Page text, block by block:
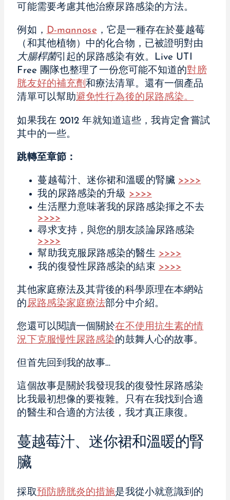
可能需要考慮其他治療尿路感染的方法。
例如， D-mannose ，它是一種存在於蔓越莓
（和其他植物）中的化合物，已被證明對由
大腸桿菌引起的尿路感染有效。Live UTI
Free 團隊也整理了一份您可能不知道的對膀
胱友好的補充劑和療法清單。還有一個產品
清單可以幫助避免性行為後的尿路感染。
如果我在 2012 年就知道這些，我肯定會嘗試
其中的一些。
跳轉至章節：
蔓越莓汁、迷你裙和溫暖的腎臟 >>>>
我的尿路感染的升級 >>>>
生活壓力意味著我的尿路感染揮之不去
>>>>
尋求支持，與您的朋友談論尿路感染
>>>>
幫助我克服尿路感染的醫生 >>>>
我的復發性尿路感染的結束 >>>>
其他家庭療法及其背後的科學原理在本網站
的 尿路感染家庭療法部分中介紹。
您還可以閱讀一個關於在不使用抗生素的情
況下克服慢性尿路感染的鼓舞人心的故事。
但首先回到我的故事…
這個故事是關於我發現我的復發性尿路感染
比我最初想像的要複雜。只有在我找到合適
的醫生和合適的方法後，我才真正康復。
蔓越莓汁、迷你裙和溫暖的腎
臟
採取預防膀胱炎的措施是我從小就意識到的